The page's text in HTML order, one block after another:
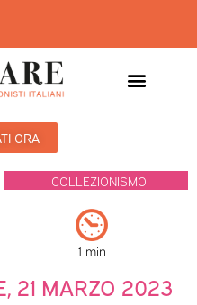
ORA
COLLEZIONISMO
1 min
21 MARZO 2023